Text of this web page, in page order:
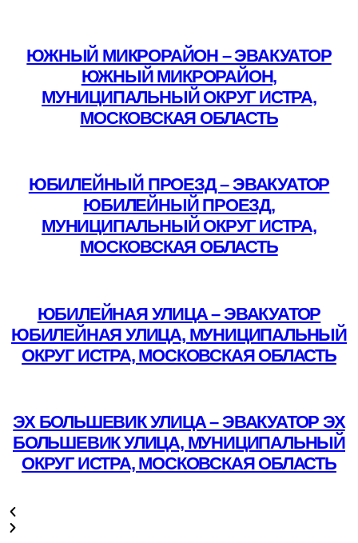
ЮЖНЫЙ МИКРОРАЙОН – ЭВАКУАТОР
ЮЖНЫЙ МИКРОРАЙОН,
МУНИЦИПАЛЬНЫЙ ОКРУГ ИСТРА,
МОСКОВСКАЯ ОБЛАСТЬ
ЮБИЛЕЙНЫЙ ПРОЕЗД – ЭВАКУАТОР
ЮБИЛЕЙНЫЙ ПРОЕЗД,
МУНИЦИПАЛЬНЫЙ ОКРУГ ИСТРА,
МОСКОВСКАЯ ОБЛАСТЬ
ЮБИЛЕЙНАЯ УЛИЦА – ЭВАКУАТОР
ЮБИЛЕЙНАЯ УЛИЦА, МУНИЦИПАЛЬНЫЙ
ОКРУГ ИСТРА, МОСКОВСКАЯ ОБЛАСТЬ
ЭХ БОЛЬШЕВИК УЛИЦА – ЭВАКУАТОР ЭХ
БОЛЬШЕВИК УЛИЦА, МУНИЦИПАЛЬНЫЙ
ОКРУГ ИСТРА, МОСКОВСКАЯ ОБЛАСТЬ